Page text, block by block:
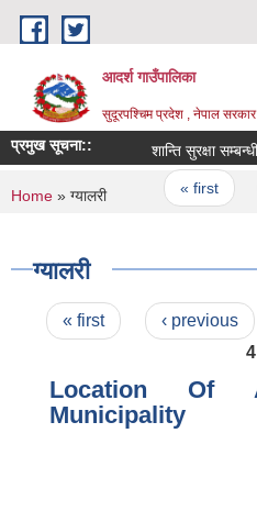
Skip to main content
आदर्श गाउँपालिका
सुदूरपश्चिम प्रदेश , नेपाल सरकार
प्रमुख सूचना:: शान्ति सुरक्षा
Pages
« first
You are here
Home » ग्यालरी
ग्यालरी
Pages
« first ‹ previous
4
Location Of
Municipality